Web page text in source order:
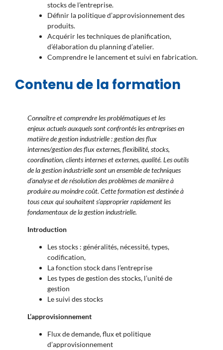
stocks de l’entreprise.
Définir la politique d’approvisionnement des
produits.
Acquérir les techniques de planification,
d’élaboration du planning d’atelier.
Comprendre le lancement et suivi en fabrication.
Contenu de la formation
Connaître et comprendre les problématiques et les
enjeux actuels auxquels sont confrontés les entreprises en
matière de gestion industrielle : gestion des flux
internes/gestion des flux externes, flexibilité, stocks,
coordination, clients internes et externes, qualité. Les outils
de la gestion industrielle sont un ensemble de techniques
d’analyse et de résolution des problèmes de manière à
produire au moindre coût. Cette formation est destinée à
tous ceux qui souhaitent s’approprier rapidement les
fondamentaux de la gestion industrielle.
Introduction
Les stocks : généralités, nécessité, types,
codification,
La fonction stock dans l’entreprise
Les types de gestion des stocks, l’unité de
gestion
Le suivi des stocks
L’approvisionnement
Flux de demande, flux et politique
d’approvisionnement